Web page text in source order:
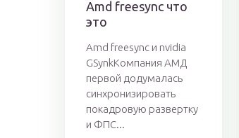
Amd freesync что
это
Amd freesync и nvidia
GSynkКомпания АМД
первой додумалась
синхронизировать
покадровую развертку
и ФПС...